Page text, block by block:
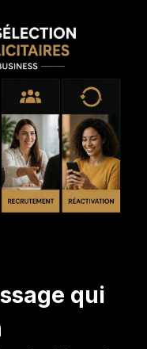
qui